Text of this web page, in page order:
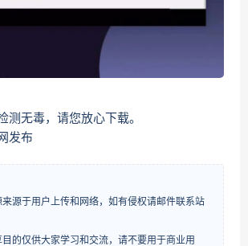
测无毒，请您放心下载。
发布
源于用户上传和网络，如有侵权请邮件联系站
的仅供大家学习和交流，请不要用于商业用